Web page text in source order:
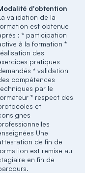
d'obtention
validation de la
est obtenue
: * participation
à la formation *
des
pratiques
* validation
compétences
par le
* respect des
et
Une
de fin de
est remise au
en fin de